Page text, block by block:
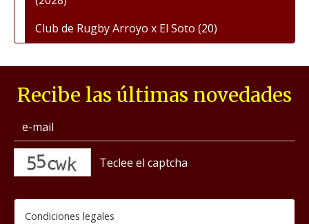
Club de Rugby Arroyo x El Soto (20)
Recibe las últimas novedades
Condiciones legales